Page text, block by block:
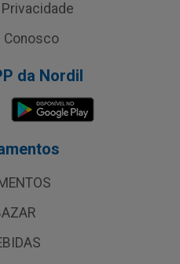
Conosco
da Nordil